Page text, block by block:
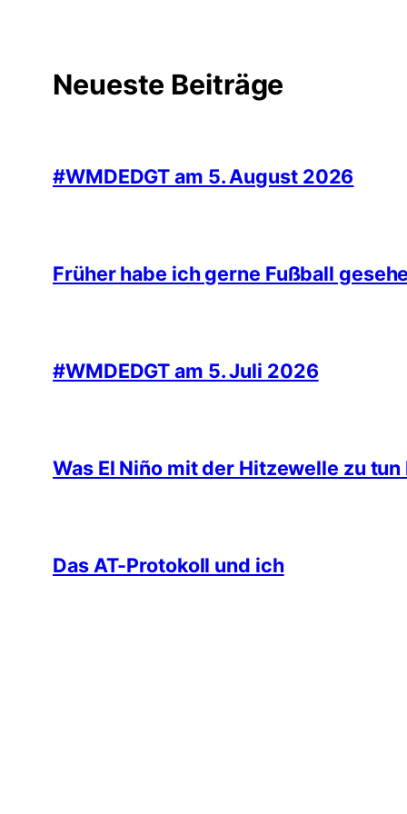
Neueste Beiträge
#WMDEDGT am 5. August 2026
Früher habe ich gerne Fußball
#WMDEDGT am 5. Juli 2026
Was El Niño mit der Hitzewelle zu tun
Das AT-Protokoll und ich